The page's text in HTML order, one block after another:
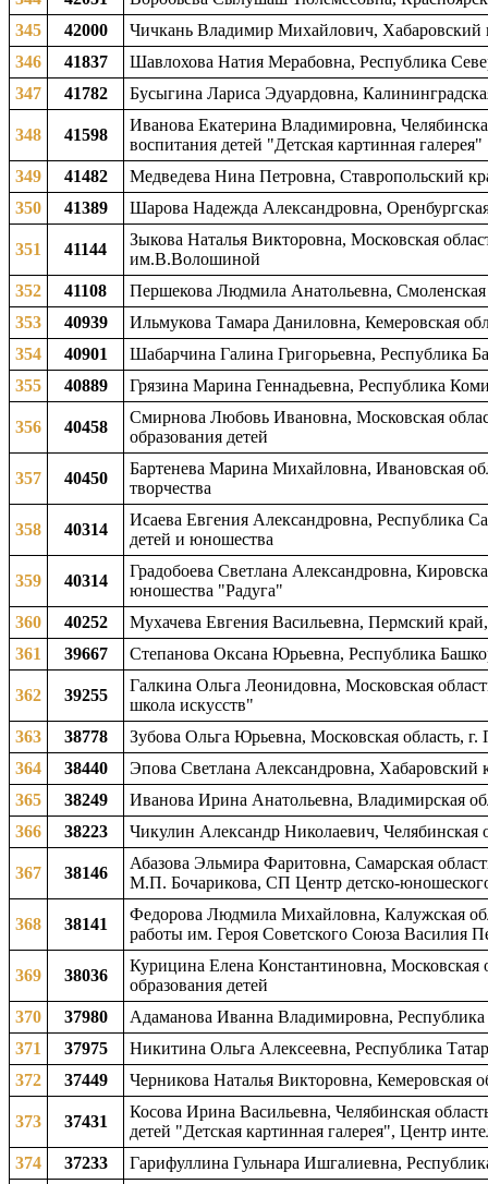
345
42000
Чичкань Владимир Михайлович, Хабаровский
346
41837
Шавлохова Натия Мерабовна, Республика
347
41782 Бусыгина Лариса Эдуардовна,
348 41598
Иванова Екатерина Владимировна,
воспитания детей "Детская картинная галерея"
349
41482
Медведева Нина Петровна, Ставропольский
350
41389 Шарова Надежда Александровна,
351 41144
Зыкова Наталья Викторовна, Московская
им.В.Волошиной
352
41108
Першекова Людмила Анатольевна, Смоленская
353
40939
Ильмукова Тамара Даниловна, Кемеровская
354
40901
Шабарчина Галина Григорьевна, Республика
355
40889 Грязина Марина Геннадьевна, Республика
356 40458
Смирнова Любовь Ивановна, Московская
образования детей
357 40450
Бартенева Марина Михайловна, Ивановская
творчества
358 40314
Исаева Евгения Александровна, Республика
детей и юношества
359 40314
Градобоева Светлана Александровна,
юношества "Радуга"
360
40252
Мухачева Евгения Васильевна, Пермский
361
39667 Степанова Оксана Юрьевна, Республика
362 39255
Галкина Ольга Леонидовна, Московская
школа искусств"
363
38778
Зубова Ольга Юрьевна, Московская область,
364
38440
Эпова Светлана Александровна, Хабаровский
365
38249
Иванова Ирина Анатольевна, Владимирская
366
38223 Чикулин Александр Николаевич, Челябинская
367 38146
Абазова Эльмира Фаритовна, Самарская
М.П. Бочарикова, СП Центр детско-
368 38141
Федорова Людмила Михайловна, Калужская
работы им. Героя Советского Союза Василия
369 38036
Курицина Елена Константиновна,
образования детей
370
37980
Адаманова Иванна Владимировна,
371
37975
Никитина Ольга Алексеевна, Республика
372
37449 Черникова Наталья Викторовна, Кемеровская
373 37431
Косова Ирина Васильевна, Челябинская
детей "Детская картинная галерея", Центр
374
37233 Гарифуллина Гульнара Ишгалиевна,